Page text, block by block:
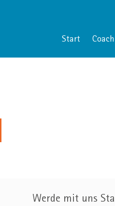
Start
Werde mit uns